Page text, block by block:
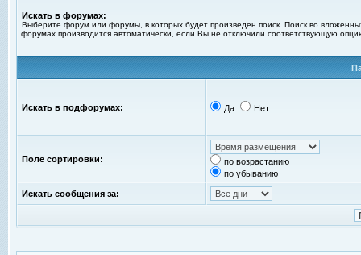
Искать в форумах:
Выберите форум или форумы, в которых будет произведен поиск. Поиск во
форумах производится автоматически, если Вы не отключили соответствующую
Искать в подфорумах: Да Нет
Поле сортировки:
по возрастанию
по убыванию
Искать сообщения за: